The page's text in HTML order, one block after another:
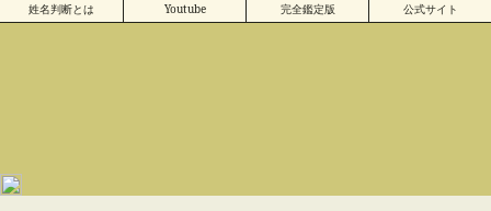
姓名判断とは Youtube 完全鑑定版 公式サイト